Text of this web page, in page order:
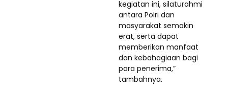
kegiatan ini, silaturahmi
antara Polri dan
masyarakat semakin
erat, serta dapat
memberikan manfaat
dan kebahagiaan bagi
para penerima,”
tambahnya.